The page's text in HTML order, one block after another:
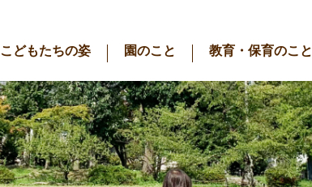
こどもたちの姿 園のこと 教育・保育のこと